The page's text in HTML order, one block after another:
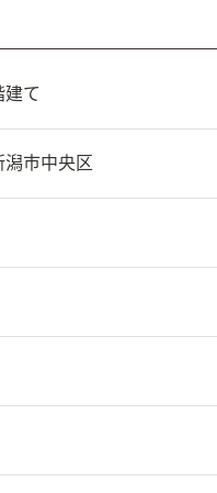
建て
潟市中央区